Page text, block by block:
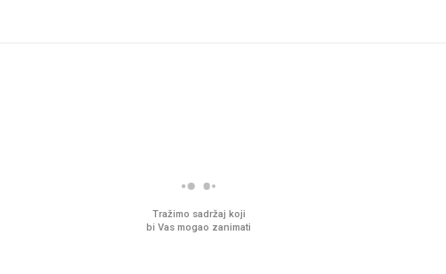
Tražimo sadržaj koji
bi Vas mogao zanimati